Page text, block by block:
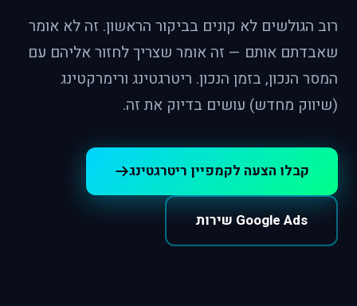
רוב הגולשים לא קונים בביקור הראשון. זה לא אומר
שאבדתם אותם — זה אומר שצריך לחזור אליהם עם
המסר הנכון, בזמן הנכון. ריטרגטינג ורימרקטינג
(שיווק מחדש) עושים בדיוק את זה.
קבלו הצעה לקמפיין ריטרגטינג
Google Ads שירות